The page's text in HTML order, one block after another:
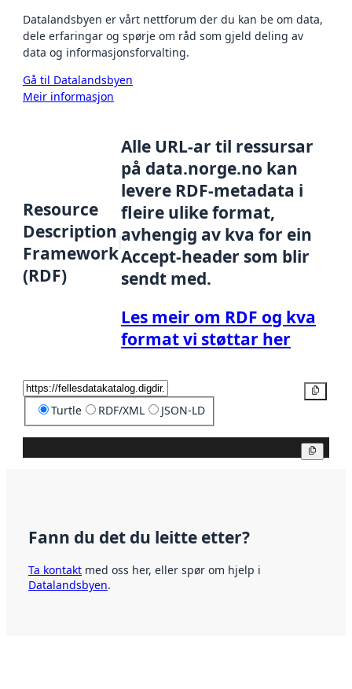
Datalandsbyen er vårt nettforum der du kan be om data,
dele erfaringar og spørje om råd som gjeld deling av
data og informasjonsforvalting.
Gå til Datalandsbyen
Meir informasjon
Resource
Description
Framework
(RDF)
Alle URL-ar til ressursar
på data.norge.no kan
levere RDF-metadata i
fleire ulike format,
avhengig av kva for ein
Accept-header som blir
sendt med.
Les meir om RDF og kva
format vi støttar her
Turtle RDF/XML JSON-LD
Fann du det du leitte etter?
Ta kontakt med oss her, eller spør om hjelp i
Datalandsbyen.